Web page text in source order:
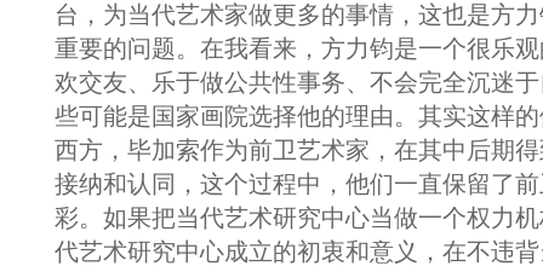
台，为当代艺术家做更多的事情，这也是方
重要的问题。在我看来，方力钧是一个很乐
欢交友、乐于做公共性事务、不会完全沉迷
些可能是国家画院选择他的理由。其实这样
西方，毕加索作为前卫艺术家，在其中后期
接纳和认同，这个过程中，他们一直保留了
彩。如果把当代艺术研究中心当做一个权力
代艺术研究中心成立的初衷和意义，在不违